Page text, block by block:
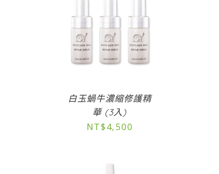
白玉蝸牛濃縮修護精
華 (3入)
NT$4,500